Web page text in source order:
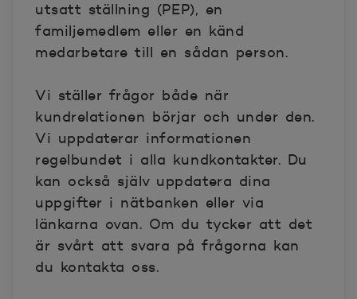
utsatt ställning (PEP), en
familjemedlem eller en känd
medarbetare till en sådan person.
Vi ställer frågor både när
kundrelationen börjar och under den.
Vi uppdaterar informationen
regelbundet i alla kundkontakter. Du
kan också själv uppdatera dina
uppgifter i nätbanken eller via
länkarna ovan. Om du tycker att det
är svårt att svara på frågorna kan
du kontakta oss.